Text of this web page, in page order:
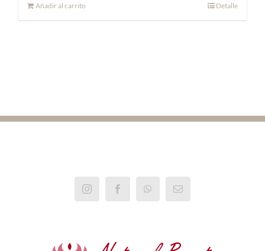
Añadir al carrito Detalle